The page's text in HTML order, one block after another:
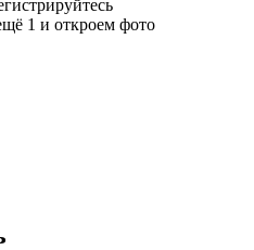
1 и откроем фото